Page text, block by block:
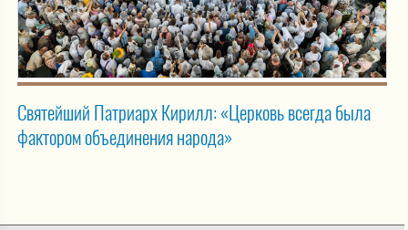
Святейший Патриарх Кирилл: «Церковь всегда была
фактором объединения народа»